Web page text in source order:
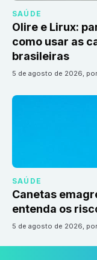
SAÚDE
Olire e Lirux:
como usar as
brasileiras
5 de agosto de 2026, por
SAÚDE
Canetas
entenda os
5 de agosto de 2026, por